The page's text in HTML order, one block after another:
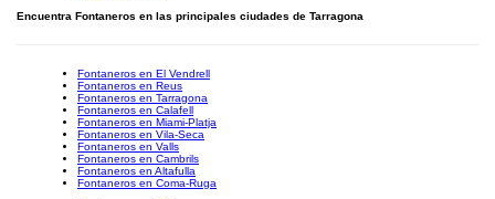
Encuentra Fontaneros en las principales ciudades de Tarragona
Fontaneros en El Vendrell
Fontaneros en Reus
Fontaneros en Tarragona
Fontaneros en Calafell
Fontaneros en Miami-Platja
Fontaneros en Vila-Seca
Fontaneros en Valls
Fontaneros en Cambrils
Fontaneros en Altafulla
Fontaneros en Coma-Ruga